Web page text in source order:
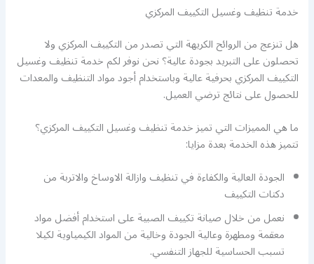
خدمة تنظيف وغسيل التكييف المركزي
هل تنزعج من الروائح الكريهة التي تصدر من التكييف المركزي ولا
تحصلون على التبريد بجودة عالية؟ نحن نوفر لكم خدمة تنظيف وغسيل
التكييف المركزي بحرفية عالية وباستخدام أجود مواد التنظيف والمعدات
للحصول على نتائج ترضي العميل.
ما هي المميزات التي تميز خدمة تنظيف وغسيل التكييف المركزي؟
تتميز هذه الخدمة بعدة مزايا:
الجودة العالية والكفاءة في تنظيف وازالة الاوساخ والاتربة من
دكتات التكييف
نعمل من خلال صيانة تكييف الصبية على استخدام أفضل مواد
معقمة ومطهرة وعالية الجودة وخالية من المواد الكيمياوية لكيلا
تسبب الحساسية للجهاز التنفسي.